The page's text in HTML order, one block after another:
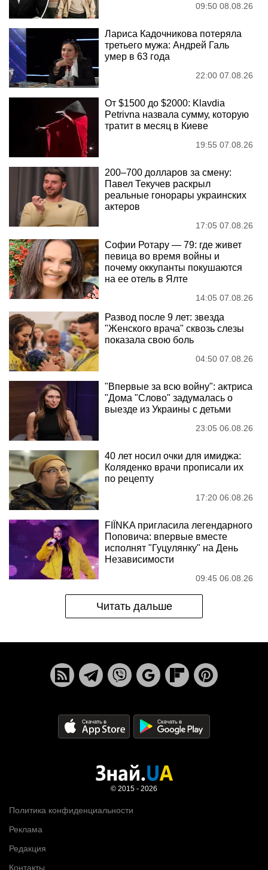
09:50 08.08.26
Лариса Кадочникова потеряла
третьего мужа: Андрей Галь
умер в 63 года
22:00 07.08.26
От $1500 до $2000: Klavdia
Petrivna назвала сумму, которую
тратит в месяц в Киеве
19:55 07.08.26
200–700 долларов за смену:
Павел Текучев раскрыл
реальные гонорары украинских
актеров
17:05 07.08.26
Софии Ротару — 79: где живет
певица во время войны и
почему оккупанты покушаются
на ее отель в Ялте
14:05 07.08.26
Развод после 9 лет: звезда
"Женского врача" сквозь слезы
показала свою боль
04:50 07.08.26
"Впервые за всю войну": актриса
"Дома "Слово" задумалась о
выезде из Украины с детьми
23:05 06.08.26
40 лет носил очки для имиджа:
Коляденко врачи прописали их
по рецепту
17:20 06.08.26
FIÏNKA пригласила легендарного
Поповича: впервые вместе
исполнят "Гуцулянку" на День
Независимости
09:45 06.08.26
Читать дальше
Политика конфиденциальности
Реклама
Редакция
Контакты
© 2015 - 2026